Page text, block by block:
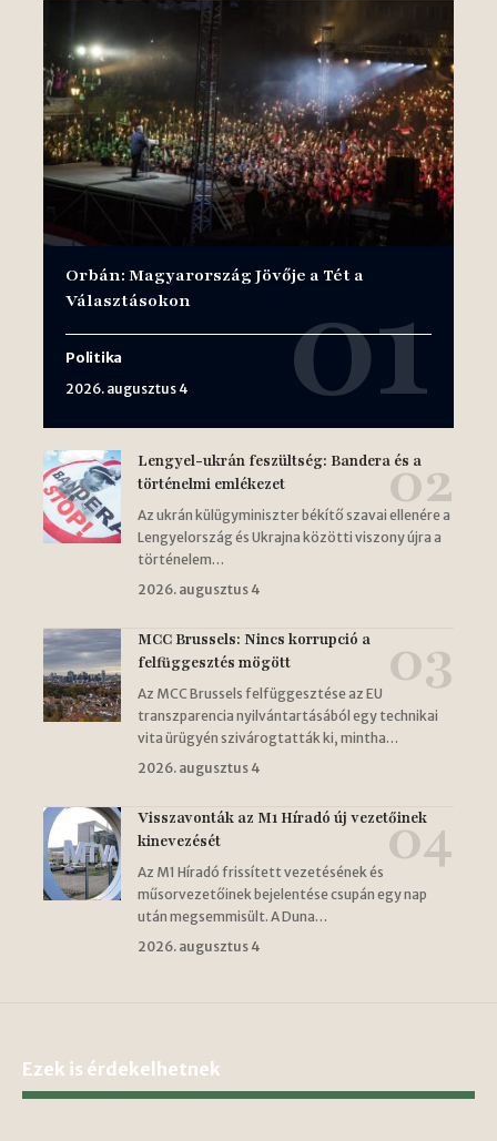
Orbán: Magyarország Jövője a Tét a
Választásokon
Politika
2026. augusztus 4
Lengyel-ukrán feszültség: Bandera és a
történelmi emlékezet
Az ukrán külügyminiszter békítő szavai ellenére a
Lengyelország és Ukrajna közötti viszony újra a
történelem…
2026. augusztus 4
MCC Brussels: Nincs korrupció a
felfüggesztés mögött
Az MCC Brussels felfüggesztése az EU
transzparencia nyilvántartásából egy technikai
vita ürügyén szivárogtatták ki, mintha…
2026. augusztus 4
Visszavonták az M1 Híradó új vezetőinek
kinevezését
Az M1 Híradó frissített vezetésének és
műsorvezetőinek bejelentése csupán egy nap
után megsemmisült. A Duna…
2026. augusztus 4
Ezek is érdekelhetnek